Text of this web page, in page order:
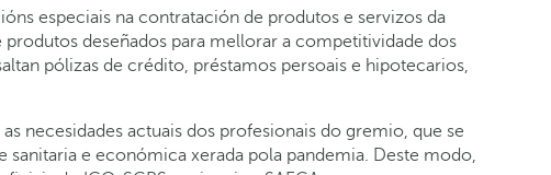
especiais na contratación de produtos e servizos da
deseñados para mellorar a competitividade dos
pólizas de crédito, préstamos persoais e hipotecarios,
necesidades actuais dos profesionais do gremio, que se
e económica xerada pola pandemia. Deste modo,